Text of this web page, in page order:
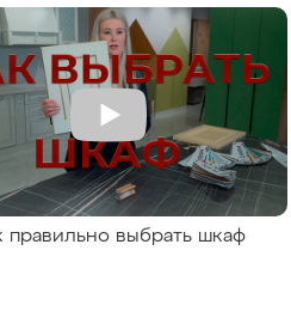
правильно выбрать шкаф